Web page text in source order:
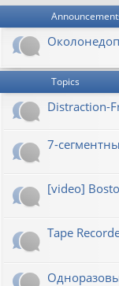
Topics
Distraction-
7-
[video]
Tape